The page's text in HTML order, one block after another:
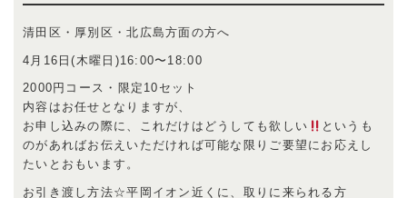
清田区・厚別区・北広島方面の方へ
4月16日(木曜日)16:00〜18:00
2000円コース・限定10セット
内容はお任せとなりますが、
お申し込みの際に、これだけはどうしても欲しい
というも
のがあればお伝えいただければ可能な限りご要望にお応えし
たいとおもいます。
お引き渡し方法☆平岡イオン近くに、取りに来られる方